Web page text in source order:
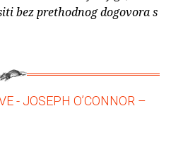
bez prethodnog dogovora s
- JOSEPH O’CONNOR –